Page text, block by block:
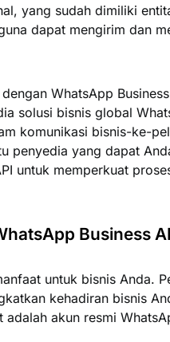
yang sudah dimiliki
dapat mengirim dan
WhatsApp
solusi bisnis global
komunikasi bisnis-ke-
penyedia yang dapat
untuk memperkuat
Business
untuk bisnis Anda.
kehadiran bisnis
akun resmi